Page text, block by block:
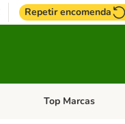
Repetir encomenda
PássarosAbrir menu de
Top Marcas